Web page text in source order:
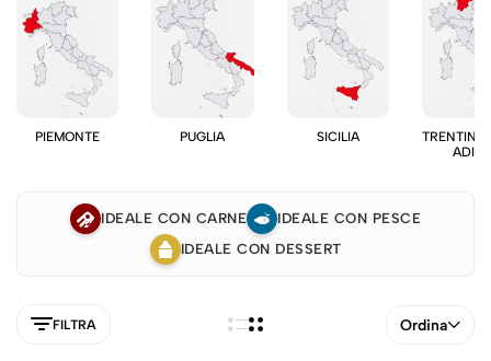
PIEMONTE PUGLIA SICILIA
TRENTINO
IDEALE CON CARNE
IDEALE CON PESCE
IDEALE CON DESSERT
FILTRA Ordina